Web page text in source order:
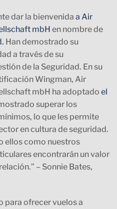
dar la bienvenida a Air
mbH en nombre de
Han demostrado su
a través de su
de la Seguridad. En su
Wingman, Air
mbH ha adoptado el
superar los
lo que les permite
en cultura de seguridad.
ellos como nuestros
encontrarán un valor
– Sonnie Bates,
para ofrecer vuelos a